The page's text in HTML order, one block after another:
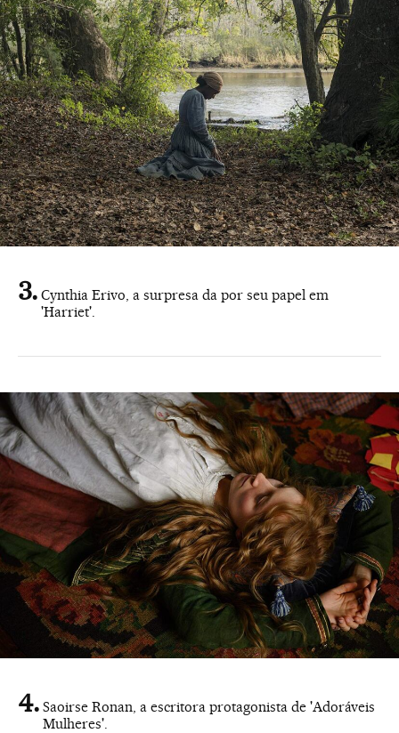
Cynthia Erivo, a surpresa da por seu papel em
'Harriet'.
Saoirse Ronan, a escritora protagonista de 'Adoráveis
Mulheres'.